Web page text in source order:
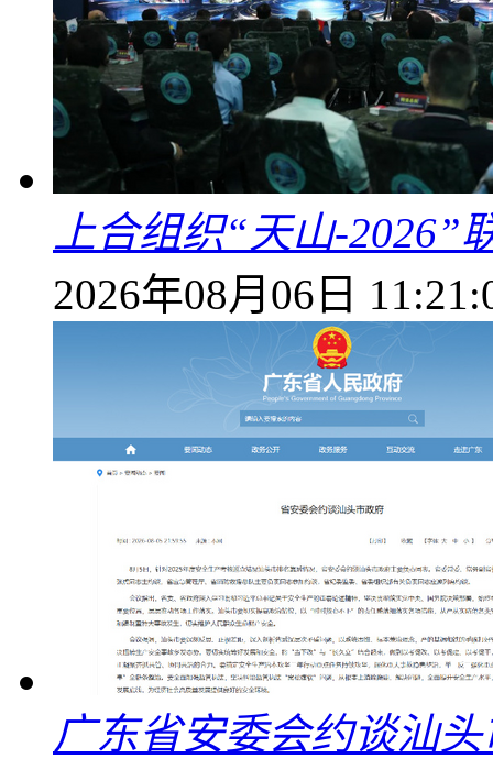
上合组织“天山-2026”
2026年08月06日
广东省安委会约谈汕